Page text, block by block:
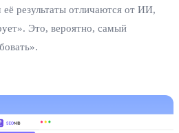
результаты отличаются от ИИ,
Это, вероятно, самый